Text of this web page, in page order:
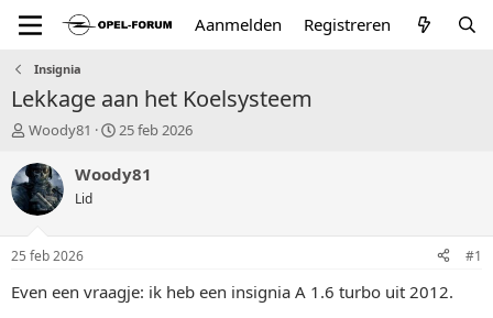
Aanmelden Registreren
Insignia
Lekkage aan het Koelsysteem
T
p
i
c
t
a
r
Woody81
S
a
r
u
m
25 feb 2026
Woody81
Lid
25 feb 2026 #1
Even een vraagje: ik heb een insignia A 1.6 turbo uit 2012.